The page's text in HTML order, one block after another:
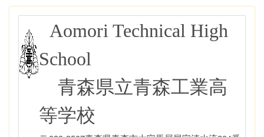
Aomori Technical High
School
青森県立青森工業高
等学校